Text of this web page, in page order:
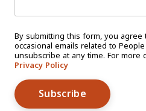
By submitting this form, you agree
occasional emails related to
unsubscribe at any time. For more
Privacy Policy